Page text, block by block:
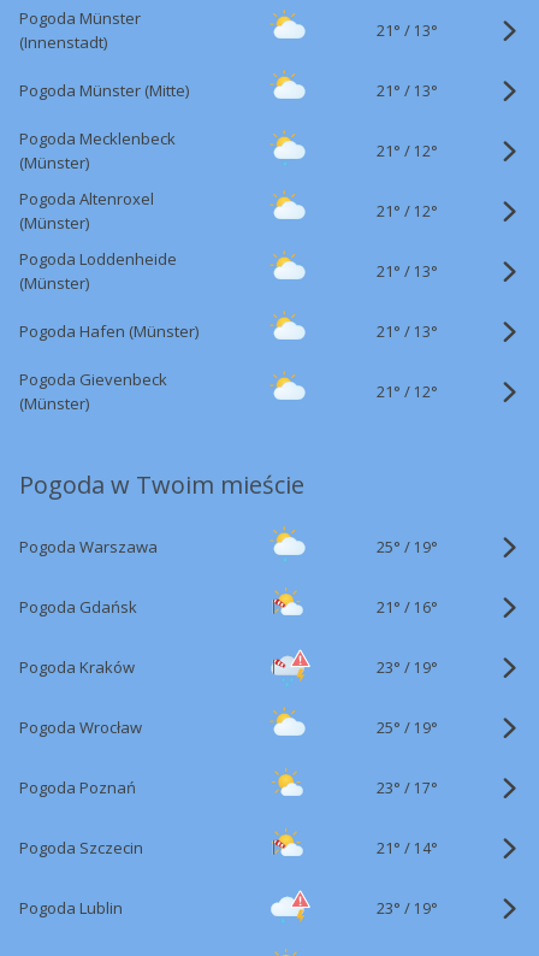
Pogoda Münster
(Innenstadt)
21° / 13°
Pogoda Münster (Mitte) 21° / 13°
Pogoda Mecklenbeck
(Münster)
21° / 12°
Pogoda Altenroxel
(Münster)
21° / 12°
Pogoda Loddenheide
(Münster)
21° / 13°
Pogoda Hafen (Münster) 21° / 13°
Pogoda Gievenbeck
(Münster)
21° / 12°
Pogoda w Twoim mieście
Pogoda Warszawa 25° / 19°
Pogoda Gdańsk 21° / 16°
Pogoda Kraków 23° / 19°
Pogoda Wrocław 25° / 19°
Pogoda Poznań 23° / 17°
Pogoda Szczecin 21° / 14°
Pogoda Lublin 23° / 19°